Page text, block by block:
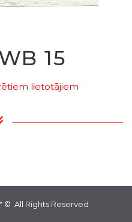
15
lietotājiem
© All Rights Reserved